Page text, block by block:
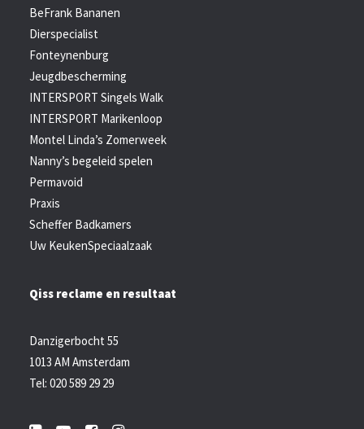
BeFrank Bananen
Dierspecialist
Fonteynenburg
Jeugdbescherming
INTERSPORT Singels Walk
INTERSPORT Marikenloop
Montel Linda’s Zomerweek
Nanny’s begeleid spelen
Permavoid
Praxis
Scheffer Badkamers
Uw KeukenSpeciaalzaak
Qiss reclame en resultaat
Danzigerbocht 55
1013 AM Amsterdam
Tel: 020 589 29 29